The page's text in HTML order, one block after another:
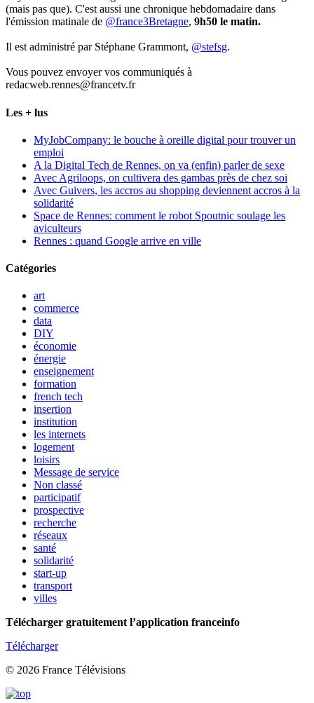
(mais pas que). C'est aussi une chronique hebdomadaire dans
l'émission matinale de @france3Bretagne, 9h50 le matin.
Il est administré par Stéphane Grammont, @stefsg.
Vous pouvez envoyer vos communiqués à
redacweb.rennes@francetv.fr
Les + lus
MyJobCompany: le bouche à oreille digital pour trouver un
emploi
A la Digital Tech de Rennes, on va (enfin) parler de sexe
Avec Agriloops, on cultivera des gambas près de chez soi
Avec Guivers, les accros au shopping deviennent accros à la
solidarité
Space de Rennes: comment le robot Spoutnic soulage les
aviculteurs
Rennes : quand Google arrive en ville
Catégories
art
commerce
data
DIY
économie
énergie
enseignement
formation
french tech
insertion
institution
les internets
logement
loisirs
Message de service
Non classé
participatif
prospective
recherche
réseaux
santé
solidarité
start-up
transport
villes
Télécharger gratuitement l’application franceinfo
Télécharger
© 2026 France Télévisions